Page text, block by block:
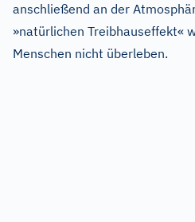
anschließend an der
»natürlichen Treibhauseffekt«
Menschen nicht überleben.